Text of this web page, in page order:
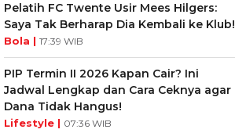
Pelatih FC Twente Usir Mees Hilgers:
Saya Tak Berharap Dia Kembali ke Klub!
Bola | 17:39 WIB
PIP Termin II 2026 Kapan Cair? Ini
Jadwal Lengkap dan Cara Ceknya agar
Dana Tidak Hangus!
Lifestyle | 07:36 WIB